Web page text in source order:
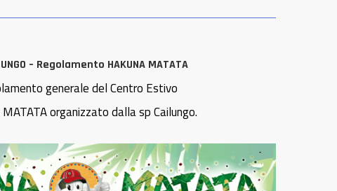
– Regolamento HAKUNA MATATA
generale del Centro Estivo
organizzato dalla sp Cailungo.